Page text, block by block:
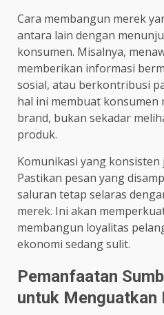
Cara membangun merek
antara lain dengan
konsumen. Misalnya,
memberikan informasi
sosial, atau berkontribusi
hal ini membuat konsumen
brand, bukan sekadar
produk.
Komunikasi yang
Pastikan pesan yang
saluran tetap selaras
merek. Ini akan
membangun loyalitas
ekonomi sedang sulit.
Pemanfaatan
untuk Menguatkan